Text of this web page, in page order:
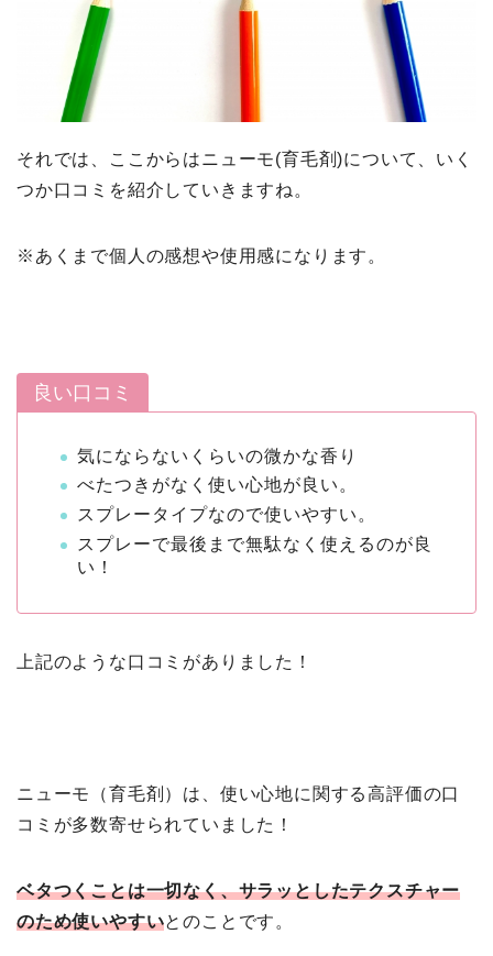
それでは、ここからはニューモ(育毛剤)について、いく
つか口コミを紹介していきますね。
※あくまで個人の感想や使用感になります。
良い口コミ
気にならないくらいの微かな香り
べたつきがなく使い心地が良い。
スプレータイプなので使いやすい。
スプレーで最後まで無駄なく使えるのが良
い！
上記のような口コミがありました！
ニューモ（育毛剤）は、使い心地に関する高評価の口
コミが多数寄せられていました！
ベタつくことは一切なく、サラッとしたテクスチャー
のため使いやすいとのことです。